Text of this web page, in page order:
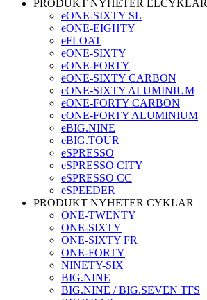
PRODUKT NYHETER ELCYKLAR
eONE-SIXTY SL
eONE-EIGHTY
eFLOAT
eONE-SIXTY
eONE-FORTY
eONE-SIXTY CARBON
eONE-SIXTY ALUMINIUM
eONE-FORTY CARBON
eONE-FORTY ALUMINIUM
eBIG.NINE
eBIG.TOUR
eSPRESSO
eSPRESSO CITY
eSPRESSO CC
eSPEEDER
PRODUKT NYHETER CYKLAR
ONE-TWENTY
ONE-SIXTY
ONE-SIXTY FR
ONE-FORTY
NINETY-SIX
BIG.NINE
BIG.NINE / BIG.SEVEN TFS